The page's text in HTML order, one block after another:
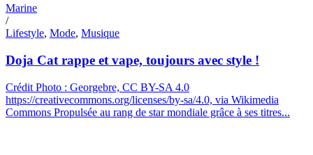
Marine
/
Lifestyle, Mode, Musique
Doja Cat rappe et vape, toujours avec style !
Crédit Photo : Georgebre, CC BY-SA 4.0
https://creativecommons.org/licenses/by-sa/4.0, via Wikimedia
Commons Propulsée au rang de star mondiale grâce à ses titres...